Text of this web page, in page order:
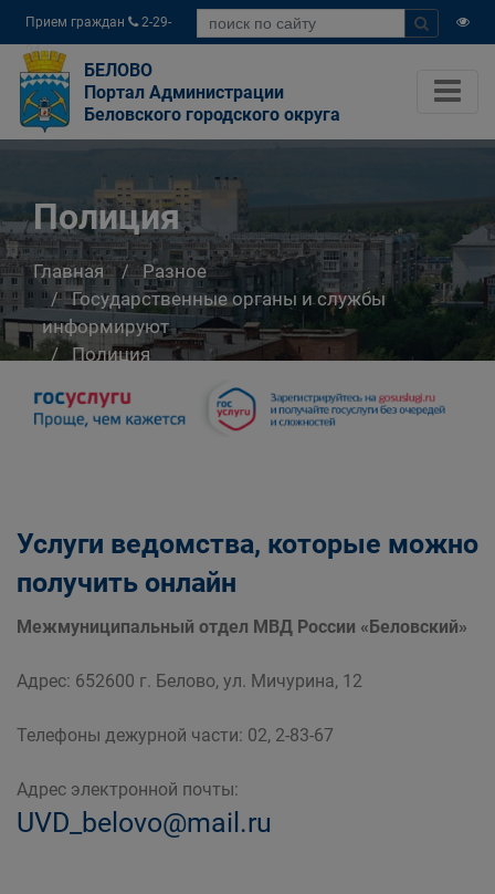
Прием граждан
2-29-
04
БЕЛОВО
Портал Администрации
Беловского городского округа
Полиция
Главная
Разное
Государственные органы и службы
информируют
Полиция
Услуги ведомства, которые можно
получить онлайн
Межмуниципальный отдел МВД России «Беловский»
Адрес: 652600 г. Белово, ул. Мичурина, 12
Телефоны дежурной части: 02, 2-83-67
Адрес электронной почты:
UVD_belovo@mail.ru